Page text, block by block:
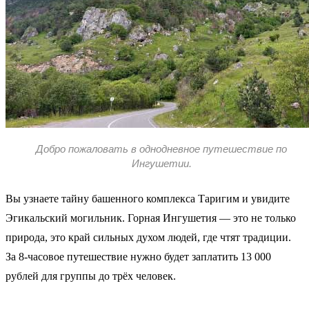
Добро пожаловать в однодневное путешествие по
Ингушетии.
Вы узнаете тайну башенного комплекса Таригим и увидите
Эгикальский могильник. Горная Ингушетия — это не только
природа, это край сильных духом людей, где чтят традиции.
За 8-часовое путешествие нужно будет заплатить 13 000
рублей для группы до трёх человек.